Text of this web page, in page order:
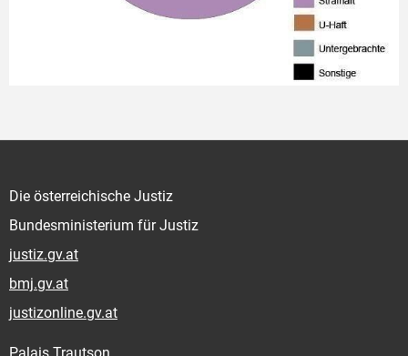
Die österreichische Justiz
Bundesministerium für Justiz
justiz.gv.at
bmj.gv.at
justizonline.gv.at